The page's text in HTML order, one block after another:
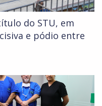
do STU, em
e pódio entre